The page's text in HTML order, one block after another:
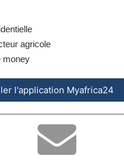
agricole
money
l'application Myafrica24